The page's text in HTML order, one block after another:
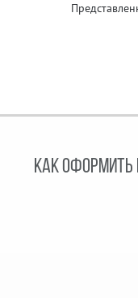
КАК ОФОРМИТЬ